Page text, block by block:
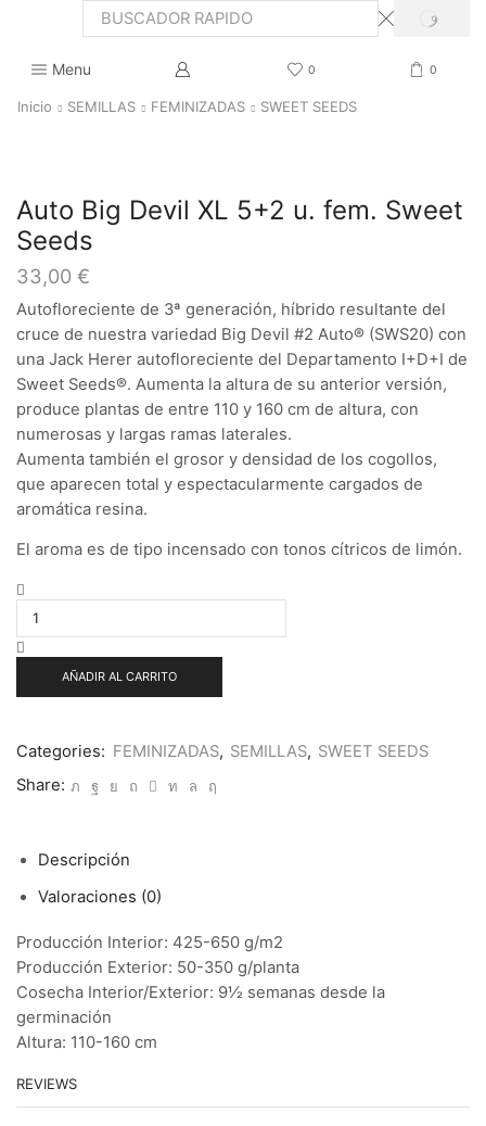
Search
SEARCH
Menu 0 0
Inicio SEMILLAS FEMINIZADAS SWEET SEEDS
Auto Big Devil XL 5+2 u. fem. Sweet
Seeds
33,00 €
Autofloreciente de 3ª generación, híbrido resultante del
cruce de nuestra variedad Big Devil #2 Auto® (SWS20) con
una Jack Herer autofloreciente del Departamento I+D+I de
Sweet Seeds®. Aumenta la altura de su anterior versión,
produce plantas de entre 110 y 160 cm de altura, con
numerosas y largas ramas laterales.
Aumenta también el grosor y densidad de los cogollos,
que aparecen total y espectacularmente cargados de
aromática resina.
El aroma es de tipo incensado con tonos cítricos de limón.
Big
Devil
Seeds
cantidad
AÑADIR AL CARRITO
Categories: FEMINIZADAS, SEMILLAS, SWEET SEEDS
Share:
Descripción
Valoraciones (0)
Producción Interior: 425-650 g/m2
Producción Exterior: 50-350 g/planta
Cosecha Interior/Exterior: 9½ semanas desde la
germinación
Altura: 110-160 cm
REVIEWS